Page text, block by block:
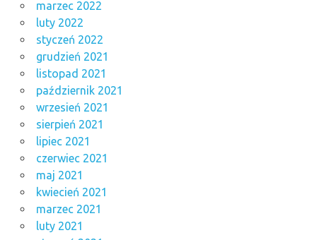
marzec 2022
luty 2022
styczeń 2022
grudzień 2021
listopad 2021
październik 2021
wrzesień 2021
sierpień 2021
lipiec 2021
czerwiec 2021
maj 2021
kwiecień 2021
marzec 2021
luty 2021